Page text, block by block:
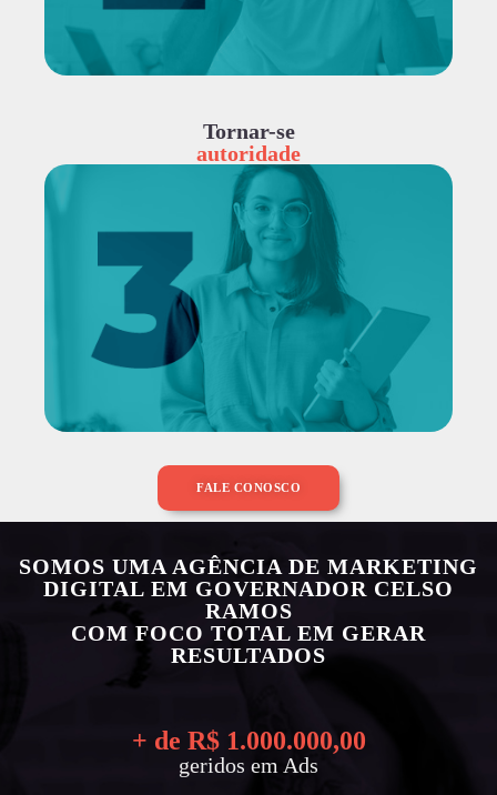
Tornar-se
autoridade
FALE CONOSCO
SOMOS UMA AGÊNCIA DE MARKETING
DIGITAL EM GOVERNADOR CELSO
RAMOS
COM FOCO TOTAL EM GERAR
RESULTADOS
+ de R$ 1.000.000,00
geridos em Ads